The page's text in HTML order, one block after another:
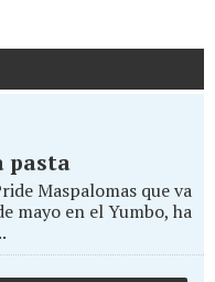
pasta
Maspalomas que va
mayo en el Yumbo, ha